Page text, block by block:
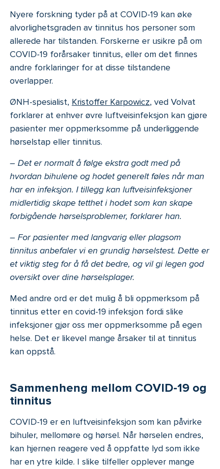
Nyere forskning tyder på at COVID-19 kan øke
alvorlighetsgraden av tinnitus hos personer som
allerede har tilstanden. Forskerne er usikre på om
COVID-19 forårsaker tinnitus, eller om det finnes
andre forklaringer for at disse tilstandene
overlapper.
ØNH-spesialist, Kristoffer Karpowicz, ved Volvat
forklarer at enhver øvre luftveisinfeksjon kan gjøre
pasienter mer oppmerksomme på underliggende
hørselstap eller tinnitus.
– Det er normalt å følge ekstra godt med på
hvordan bihulene og hodet generelt føles når man
har en infeksjon. I tillegg kan luftveisinfeksjoner
midlertidig skape tetthet i hodet som kan skape
forbigående hørselsproblemer, forklarer han.
– For pasienter med langvarig eller plagsom
tinnitus anbefaler vi en grundig hørselstest. Dette er
et viktig steg for å få det bedre, og vil gi legen god
oversikt over dine hørselsplager.
Med andre ord er det mulig å bli oppmerksom på
tinnitus etter en covid-19 infeksjon fordi slike
infeksjoner gjør oss mer oppmerksomme på egen
helse. Det er likevel mange årsaker til at tinnitus
kan oppstå.
Sammenheng mellom COVID-19 og
tinnitus
COVID-19 er en luftveisinfeksjon som kan påvirke
bihuler, mellomøre og hørsel. Når hørselen endres,
kan hjernen reagere ved å oppfatte lyd som ikke
har en ytre kilde. I slike tilfeller opplever mange